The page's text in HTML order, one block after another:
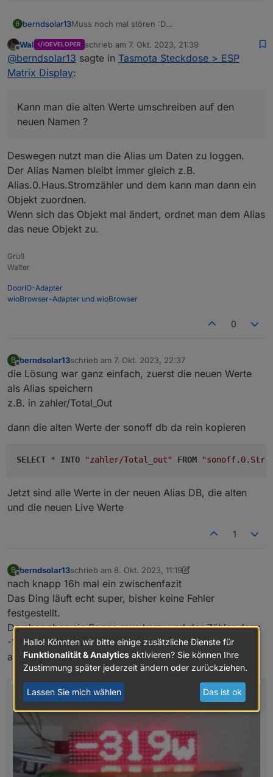
B berndsolar13Muss noch mal stören :D
Entität im Sonoff Adapter geändert.
Bedeutet, es schreibt jetzt unter dem Namen
alt = sonoff.0.Stromzahler._Power_curr
neu = sonoff.0.Stromzahler.PZ_Power_curr
Kann man die alten Werte umschreiben auf den
neuen Namen ?
Offline
Wal DEVELOPER schrieb am 7. Okt. 2023, 21:39
zuletzt editiert von
@berndsolar13 sagte in Tasmota Steckdose > ESP
Matrix Display:
Kann man die alten Werte umschreiben auf den
neuen Namen ?
Deswegen nutzt man die Alias um Daten zu loggen.
Der Alias Namen bleibt immer gleich z.B.
Alias.0.Haus.Stromzähler und dem kann man dann ein
Objekt zuordnen.
Wenn sich das Objekt mal ändert, ordnet man dem Alias
das neue Objekt zu.
Gruß
Walter
DoorIO-Adapter
wioBrowser-Adapter und wioBrowser
0
B
Offline
berndsolar13schrieb am 7. Okt. 2023, 22:37
zuletzt editiert von
die Lösung war ganz einfach, zuerst die neuen Werte
als Alias speichern
z.B. in zahler/Total_Out
dann die alten Werte der sonoff db da rein kopieren
SELECT * INTO "zahler/Total_out" FROM
Jetzt sind alle Werte in der neuen Alias DB, die alten
und die neuen Live Werte
1
B
Offline
berndsolar13schrieb am 8. Okt. 2023, 11:19
zuletzt editiert von berndsolar13
nach knapp 16h mal ein zwischenfazit
Das Ding läuft echt super, bisher keine Fehler
festgestellt.
Da aber eben sie Sonne raus kam, und der Zähler dann
-125 W meldete, fing das Ding an den Scrollmodus zu
aktivieren.
Hallo! Könnten wir bitte einige zusätzliche Dienste für
Funktionalität & Analytics aktivieren? Sie können Ihre
Zustimmung später jederzeit ändern oder zurückziehen.
Lassen Sie mich wählen Das ist ok